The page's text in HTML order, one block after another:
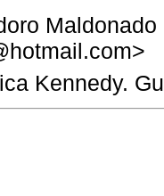
Kennedy.